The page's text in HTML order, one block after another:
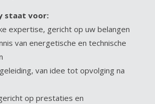
staat voor:
expertise, gericht op uw belangen
van energetische en technische
van idee tot opvolging na
op prestaties en